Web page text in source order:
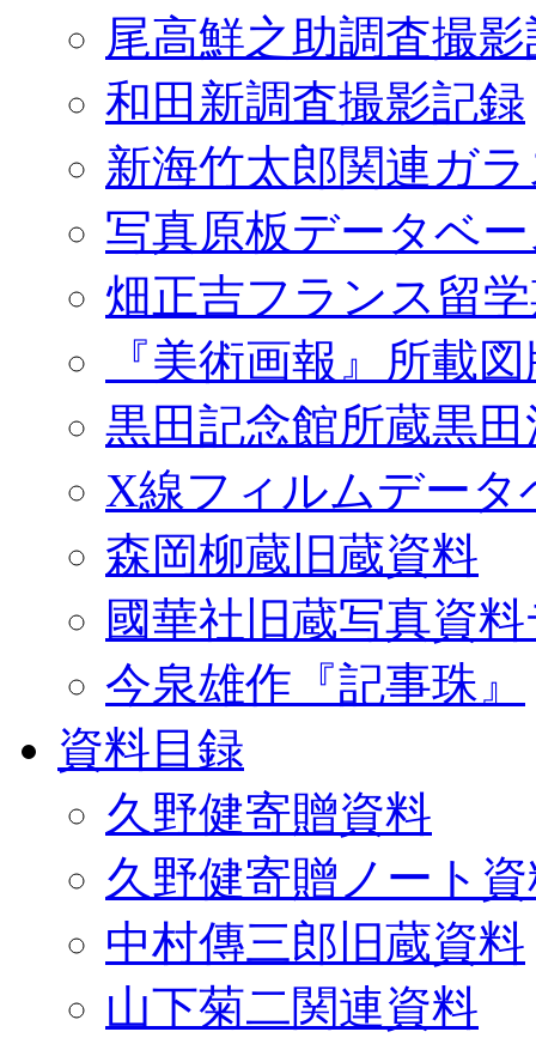
尾高鮮之助調査撮
和田新調査撮影記録
新海竹太郎関連ガ
写真原板データベ
畑正吉フランス留
『美術画報』所載
黒田記念館所蔵黒
X線フィルムデータ
森岡柳蔵旧蔵資料
國華社旧蔵写真資
今泉雄作『記事珠』
資料目録
久野健寄贈資料
久野健寄贈ノート
中村傳三郎旧蔵資料
山下菊二関連資料